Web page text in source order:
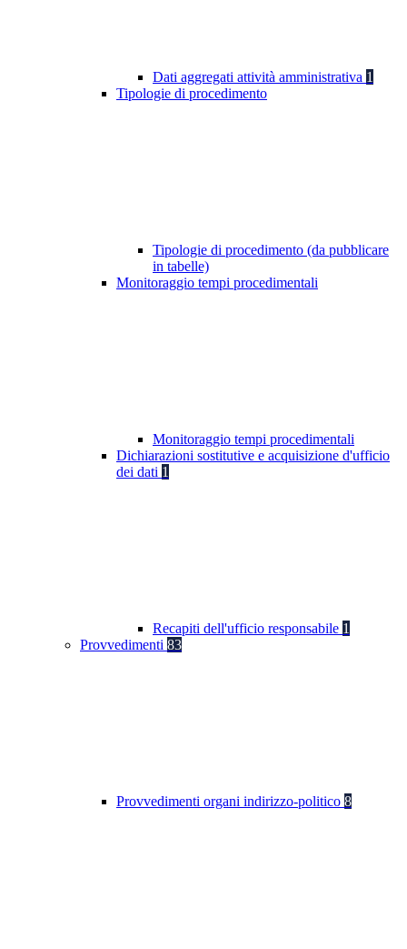
Dati aggregati attività amministrativa 1
Tipologie di procedimento
Tipologie di procedimento (da pubblicare
in tabelle)
Monitoraggio tempi procedimentali
Monitoraggio tempi procedimentali
Dichiarazioni sostitutive e acquisizione d'ufficio
dei dati 1
Recapiti dell'ufficio responsabile 1
Provvedimenti 83
Provvedimenti organi indirizzo-politico 8